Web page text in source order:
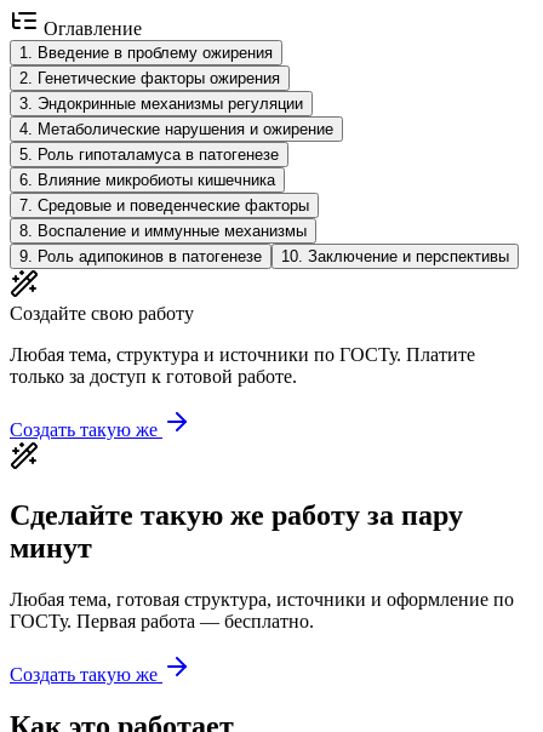
Оглавление
1
Введение в проблему ожирения
2
Генетические факторы ожирения
3 Эндокринные механизмы регуляции
4
Метаболические нарушения и ожирение
5
Роль гипоталамуса в патогенезе
6
Влияние микробиоты кишечника
7 Средовые и поведенческие факторы
8
Воспаление и иммунные механизмы
9
Роль адипокинов в патогенезе 10 Заключение и перспективы
Создайте свою работу
Любая тема, структура и источники по ГОСТу. Платите
только за доступ к готовой работе.
Создать такую же
Сделайте такую же работу за пару
минут
Любая тема, готовая структура, источники и оформление по
ГОСТу. Первая работа — бесплатно.
Создать такую же
Как это работает